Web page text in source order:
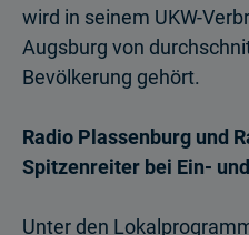
wird in seinem UKW-
Augsburg von
Bevölkerung gehört.
Radio Plassenburg und
Spitzenreiter bei Ein-
Unter den